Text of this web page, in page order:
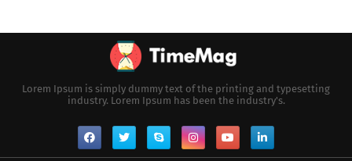
Lorem Ipsum is simply dummy text of the printing and typesetting
industry. Lorem Ipsum has been the industry's.